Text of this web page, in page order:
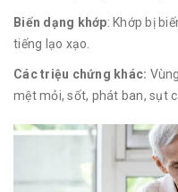
Biến dạng khớp: Khớp bị
tiếng lạo xạo.
Các triệu chứng khác:
mệt mỏi, sốt, phát ban, sụt